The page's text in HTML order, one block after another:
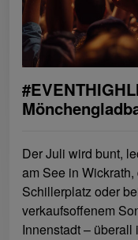
Der Juli wird bunt,
am See in
Schillerplatz oder
verkaufsoffenem
Innenstadt – überall